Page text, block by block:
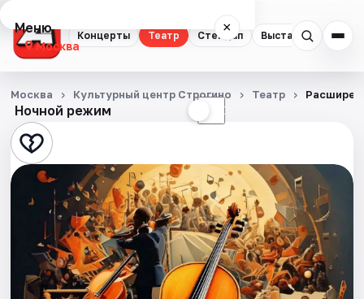
Концерты Театр Стендап Выставки
Меню ×
Москва
Концерты
Театр
Стендап
Выставки
Квесты
Экскурсии
Ночной режим ☾
Москва Культурный центр Строгино Театр